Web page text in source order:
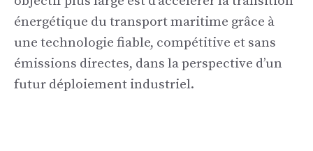
énergétique du transport maritime grâce à
une technologie fiable, compétitive et sans
émissions directes, dans la perspective d’un
futur déploiement industriel.